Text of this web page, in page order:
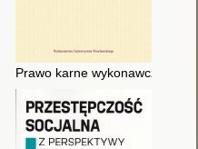
problematyka
Prawo karne wykonawcze w